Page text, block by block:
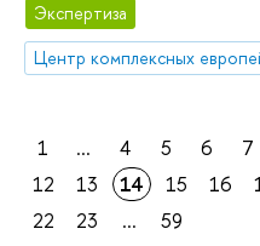
Экспертиза
1 ... 4 5 6 7
12
13 14 15 16
22
23 ... 59